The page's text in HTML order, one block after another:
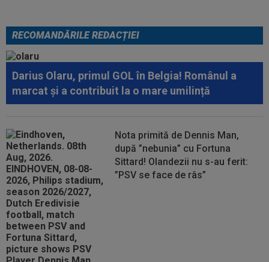
RECOMANDĂRILE REDACȚIEI
Darius Olaru, primul GOL în Belgia! Românul a
marcat și a contribuit la o mare umilință
Nota primită de Dennis Man,
după ”nebunia” cu Fortuna
Sittard! Olandezii nu s-au ferit:
”PSV se face de râs”